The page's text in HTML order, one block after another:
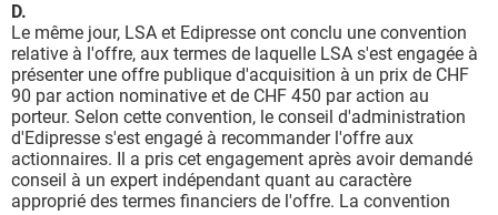
D.
Le même jour, LSA et Edipresse ont conclu une convention
relative à l'offre, aux termes de laquelle LSA s'est engagée à
présenter une offre publique d'acquisition à un prix de CHF
90 par action nominative et de CHF 450 par action au
porteur. Selon cette convention, le conseil d'administration
d'Edipresse s'est engagé à recommander l'offre aux
actionnaires. Il a pris cet engagement après avoir demandé
conseil à un expert indépendant quant au caractère
approprié des termes financiers de l'offre. La convention